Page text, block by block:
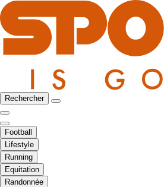
Rechercher
Football
Lifestyle
Running
Equitation
Randonnée